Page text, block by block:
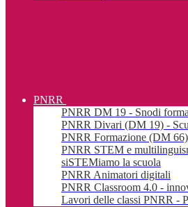
PNRR
PNRR DM 19 - Snodi
PNRR Divari (DM 19) -
PNRR Formazione (DM
PNRR STEM e
siSTEMiamo la scuola
PNRR Animatori digitali
PNRR Classroom 4.0 -
Lavori delle classi PNRR -